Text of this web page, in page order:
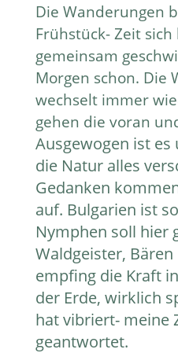
Die Wanderungen
Frühstück- Zeit
gemeinsam
Morgen schon. Die
wechselt immer
gehen die voran
Ausgewogen ist
die Natur alles
Gedanken
auf. Bulgarien ist
Nymphen soll hier
Waldgeister,
empfing die Kraft
der Erde, wirklich
hat vibriert- meine
geantwortet.